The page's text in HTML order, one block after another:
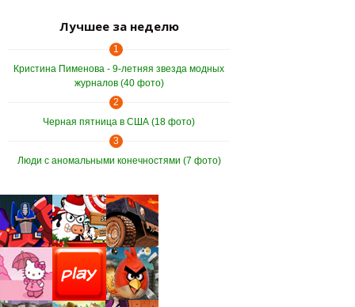
Лучшее за неделю
1
Кристина Пименова - 9-летняя звезда модных
журналов (40 фото)
2
Черная пятница в США (18 фото)
3
Люди с аномальными конечностями (7 фото)